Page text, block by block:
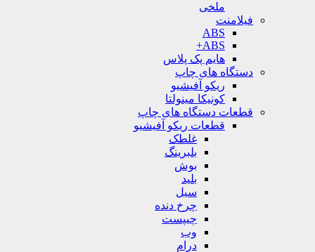
ملخی
فیلامنت
ABS
ABS+
هایم پک پلاس
دستگاه های چاپ
ریکو آفیشیو
کونیکا مینولتا
قطعات دستگاه های چاپ
قطعات ریکو آفیشیو
غلطک
بلبرینگ
بوش
بلید
سیل
چرخ دنده
چیپست
وب
درام